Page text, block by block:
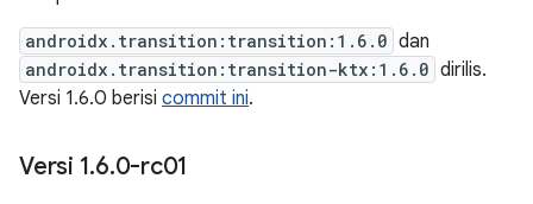
androidx.transition:transition:1.6.0 dan
androidx.transition:transition-ktx:1.6.0 dirilis.
Versi 1.6.0 berisi commit ini.
Versi 1.6.0-rc01